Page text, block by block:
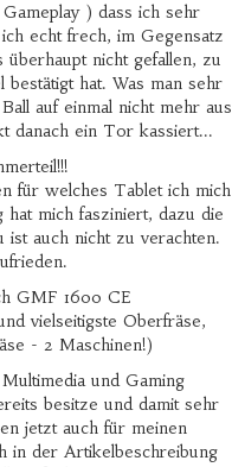
) dass ich sehr
echt frech, im Gegensatz
nicht gefallen, zu
hat. Was man sehr
auf einmal nicht mehr aus
danach ein Tor kassiert...
für welches Tablet ich mich
mich fasziniert, dazu die
auch nicht zu verachten.
GMF 1600 CE
vielseitigste Oberfräse,
- 2 Maschinen!)
und Gaming
besitze und damit sehr
jetzt auch für meinen
in der Artikelbeschreibung